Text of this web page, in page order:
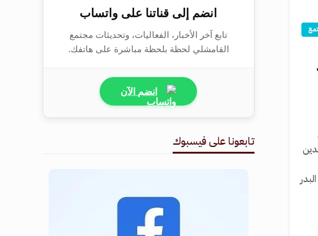
انضم إلى قناتنا على واتساب
تابع آخر الأخبار، الفعاليات، وتحديثات مجتمع
القامشلي لحظة بلحظة مباشرة على هاتفك.
انضم الآن
تابعونا على فيسبوك